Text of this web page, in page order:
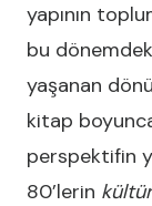
yapının
bu
yaşanan
kitap
perspektifin
80’lerin